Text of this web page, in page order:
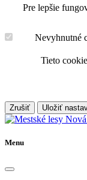
Pre lepšie
Nevyhnutné
Tieto
Zrušiť Uložiť
Menu